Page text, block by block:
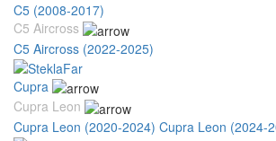
C5 (2008-2017)
C5 Aircross
C5 Aircross (2022-2025)
Cupra
Cupra Leon
Cupra Leon (2020-2024) Cupra Leon (2024-